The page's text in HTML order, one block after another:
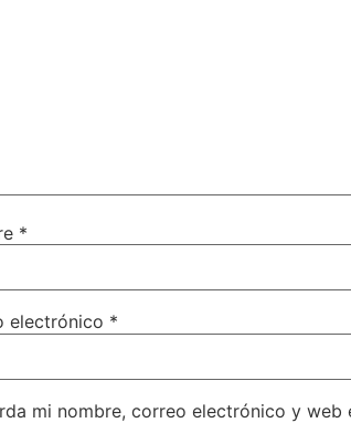
*
electrónico *
mi nombre, correo electrónico y